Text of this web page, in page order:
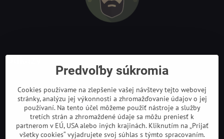
Predvoľby súkromia
Cookies používame na zlepšenie vašej návštevy tejto webovej
stránky, analýzu jej výkonnosti a zhromažďovanie údajov o jej
používaní. Na tento účel môžeme použiť nástroje a služby
tretích strán a zhromaždené údaje sa môžu preniesť k
partnerom v EÚ, USA alebo iných krajinách. Kliknutím na „Prijať
všetky cookies“ vyjadrujete svoj súhlas s týmto spracovaním.